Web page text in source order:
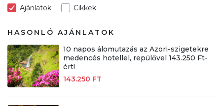
Ajánlatok Cikkek
HASONLÓ AJÁNLATOK
10 napos álomutazás az Azori-szigetekre
medencés hotellel, repülővel 143.250 Ft-
ért!
143.250 FT